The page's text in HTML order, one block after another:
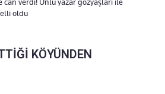
verdi! Ünlü yazar gözyaşları ile
oldu
KÖYÜNDEN